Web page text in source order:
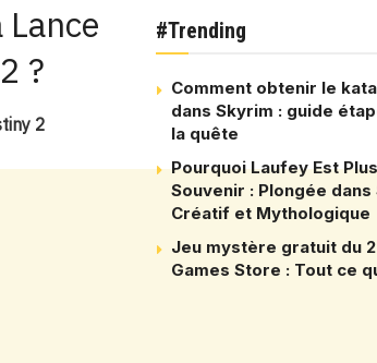
#Trending
Comment obtenir le
dans Skyrim : guide
la quête
Pourquoi Laufey Est Plus
Souvenir : Plongée dans
Créatif et Mythologique
Jeu mystère gratuit du 2
Games Store : Tout ce
?
2